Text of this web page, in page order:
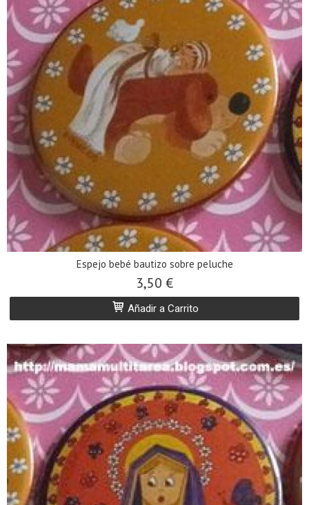
Espejo bebé bautizo sobre peluche
3,50 €
Añadir a Carrito